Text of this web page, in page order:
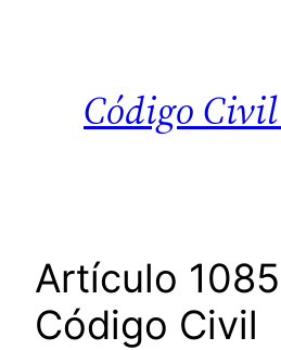
Código
Artículo
Código Civil